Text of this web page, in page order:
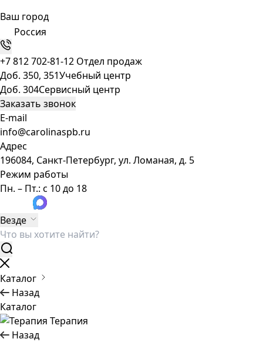
Ваш город
Россия
+7 812 702-81-12 Отдел продаж
Доб. 350, 351Учебный центр
Доб. 304Сервисный центр
Заказать звонок
E-mail
info@carolinaspb.ru
Адрес
196084, Санкт-Петербург, ул. Ломаная, д. 5
Режим работы
Пн. – Пт.: с 10 до 18
Везде
Каталог
Назад
Каталог
Терапия
Назад